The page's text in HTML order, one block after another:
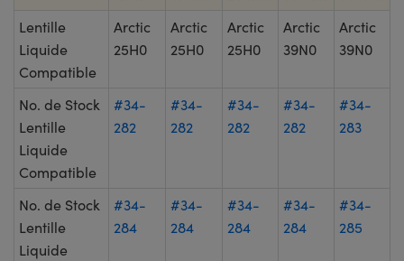
Lentille
Liquide
Compatible
Arctic
25H0
Arctic
25H0
Arctic
25H0
Arctic
39N0
Arctic
39N0
No. de Stock
Lentille
Liquide
Compatible
#34-
282
#34-
282
#34-
282
#34-
282
#34-
283
No. de Stock
Lentille
Liquide
#34-
284
#34-
284
#34-
284
#34-
284
#34-
285